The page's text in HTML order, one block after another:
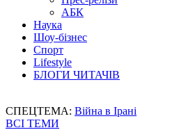
АБК
Наука
Шоу-бізнес
Спорт
Lifestyle
БЛОГИ ЧИТАЧІВ
СПЕЦТЕМА: Війна в Ірані
ВСІ ТЕМИ